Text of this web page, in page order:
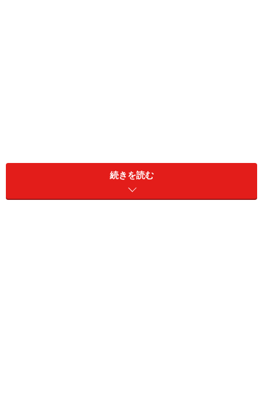
役として山口百恵が登場。ここから『赤い迷路』に始ま
る「赤いシリーズ」(1974～1980年)に突入。全10作中5
作に主演(うち山口百恵との共演は三作)、それと山口百
続きを読む